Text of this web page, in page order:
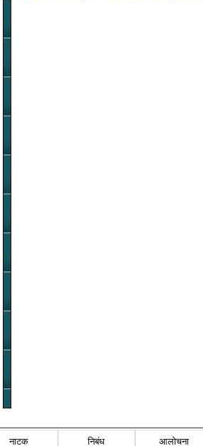
नाटक निबंध आलोचना